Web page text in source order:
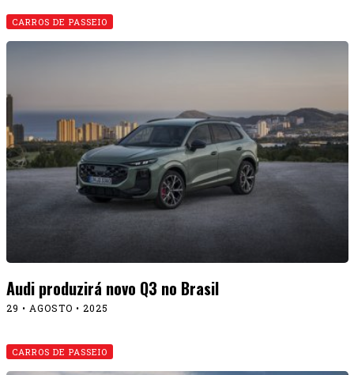
CARROS DE PASSEIO
Audi produzirá novo Q3 no Brasil
29 • AGOSTO • 2025
CARROS DE PASSEIO